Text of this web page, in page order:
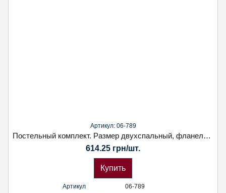
Артикул: 06-789
Постельный комплект. Размер двухспальный, фланель. Простынь на резинке. Наволочка 50х70. Koloco
614.25 грн/шт.
Купить
Артикул
06-789